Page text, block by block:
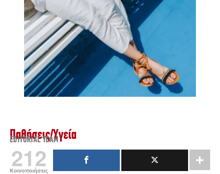
Παθήσεις/Υγεία
EDITORIAL TEAM
212
Κοινοποιήσεις